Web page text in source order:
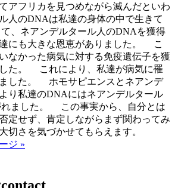
アフリカを見つめながら滅んだといわ
人のDNAは私達の身体の中で生きて
、ネアンデルタール人のDNAを獲得
にも大きな恩恵がありました。 こ
なかった病気に対する免疫遺伝子を獲
た。 これにより、私達が病気に罹
した。 ホモサピエンスとネアンデ
り私達のDNAにはネアンデルタール
れました。 この事実から、自分とは
定せず、肯定しながらまず関わってみ
切さを気づかせてもらえます。
ジ »